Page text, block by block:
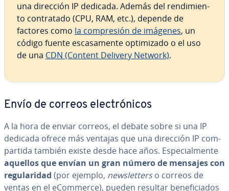
una dirección IP dedicada. Además del re­n­di­mie­n­
to co­n­tra­ta­do (CPU, RAM, etc.), depende de
factores como la co­m­pre­sión de imágenes, un
código fuente es­ca­sa­me­n­te op­ti­mi­za­do o el uso
de una CDN (Content Delivery Network).
Envío de correos ele­c­tró­ni­cos
A la hora de enviar correos, el debate sobre si una IP
dedicada ofrece más ventajas que una dirección IP co­m­
pa­r­ti­da también existe desde hace años. Es­pe­cia­l­me­n­te
aquellos que envían un gran número de mensajes con
re­gu­la­ri­dad (por ejemplo, ne­w­s­le­t­te­rso correos de
ventas en el eCommerce), pueden resultar be­ne­fi­cia­dos